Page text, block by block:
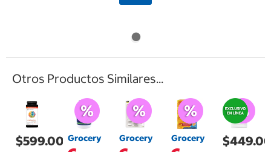
Otros Productos Similares...
$599.00 Grocery Grocery Grocery